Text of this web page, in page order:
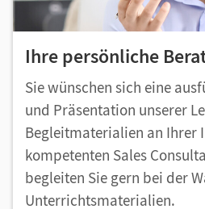
Ihre persönliche
Sie wünschen sich eine
und Präsentation unserer
Begleitmaterialien an Ihrer
kompetenten Sales
begleiten Sie gern bei der
Unterrichtsmaterialien.